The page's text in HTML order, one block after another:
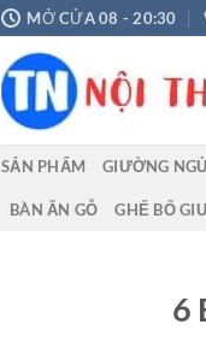
MỞ CỬA 08 - 20:30
SẢN PHẨM GIƯỜNG NGỦ
BÀN ĂN GỖ GHẾ BỐ
6